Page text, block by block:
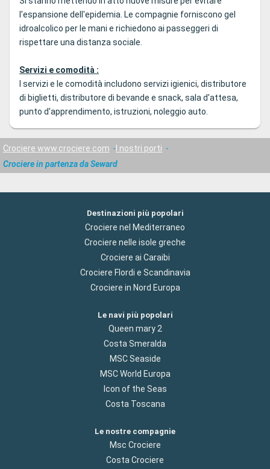
l'espansione dell'epidemia. Le compagnie forniscono gel
idroalcolico per le mani e richiedono ai passeggeri di
rispettare una distanza sociale.
Servizi e comodità :
I servizi e le comodità includono servizi igienici, distributore
di biglietti, distributore di bevande e snack, sala d'attesa,
punto d'apprendimento, istruzioni, noleggio auto.
Crociere www.crociere.com
I nostri porti
Crociere in partenza da Seward
Destinazioni più popolari
Crociere nel Mediterraneo
Crociere nelle isole greche
Crociere ai Caraibi
Crociere Flordi e Scandinavia
Crociere in Nord Europa
Le navi più popolari
Queen mary 2
Costa Smeralda
MSC Seaside
MSC World Europa
Icon of the Seas
Costa Toscana
Le nostre compagnie
Msc Crociere
Costa Crociere